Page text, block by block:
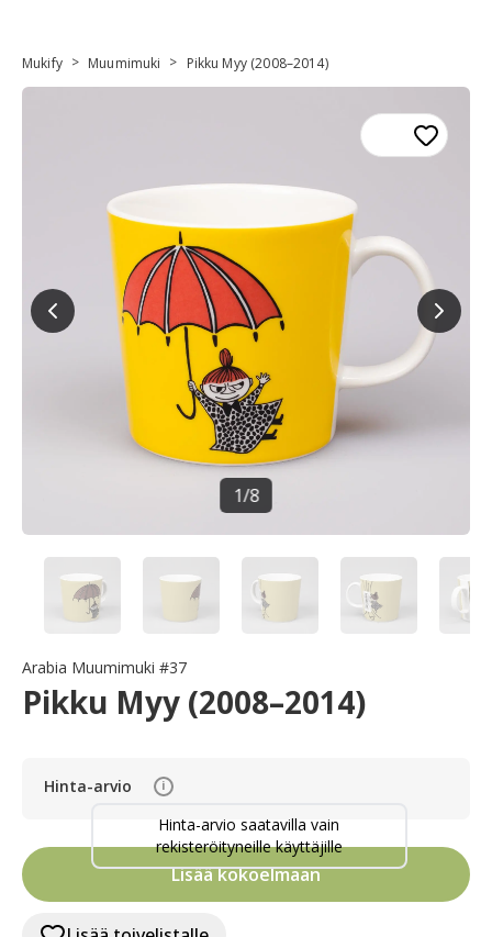
Mukify > Muumimuki > Pikku Myy (2008–2014)
1/8
Arabia Muumimuki #37
Pikku Myy (2008–2014)
Hinta-arvio i
Hinta-arvio saatavilla vain
rekisteröityneille käyttäjille
Lisää kokoelmaan